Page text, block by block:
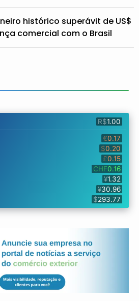
histórico superávit de US$
comercial com o Brasil